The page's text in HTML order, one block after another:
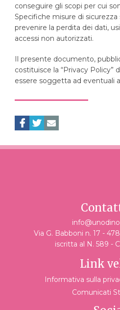
conseguire gli scopi per cui
Specifiche misure di
prevenire la perdita dei dati,
accessi non autorizzati.
Il presente documento,
costituisce la “Privacy Policy”
essere soggetta ad eventuali
Via G. Babboni n. 17 -
iscritta al N. 589 -
Link
Informativa sulla
Comunicati